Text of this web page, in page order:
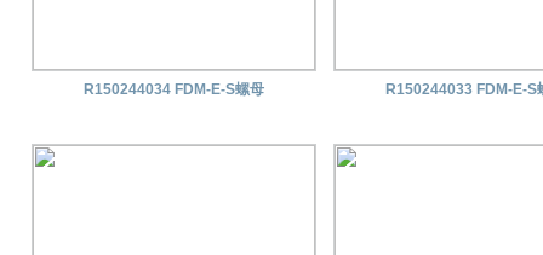
R150244034 FDM-E-S螺母 R150244033 FDM-E-S